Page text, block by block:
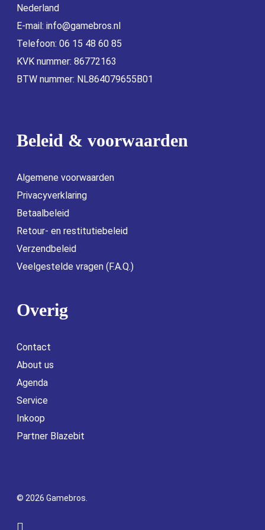
Nederland
E-mail: info@gamebros.nl
Telefoon: 06 15 48 60 85
KVK nummer: 86772163
BTW nummer: NL864079655B01
Beleid & voorwaarden
Algemene voorwaarden
Privacyverklaring
Betaalbeleid
Retour- en restitutiebeleid
Verzendbeleid
Veelgestelde vragen (F.A.Q.)
Overig
Contact
About us
Agenda
Service
Inkoop
Partner Blazebit
© 2026 Gamebros.
facebook